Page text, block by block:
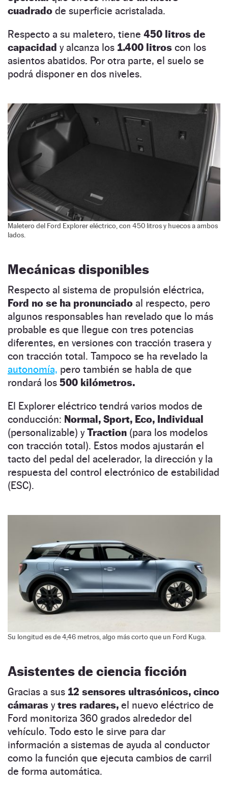
cuadrado de superficie acristalada.
Respecto a su maletero, tiene 450 litros de
capacidad y alcanza los 1.400 litros con los
asientos abatidos. Por otra parte, el suelo se
podrá disponer en dos niveles.
Maletero del Ford Explorer eléctrico, con 450 litros y huecos a ambos
lados.
Mecánicas disponibles
Respecto al sistema de propulsión eléctrica,
Ford no se ha pronunciado al respecto, pero
algunos responsables han revelado que lo más
probable es que llegue con tres potencias
diferentes, en versiones con tracción trasera y
con tracción total. Tampoco se ha revelado la
autonomía, pero también se habla de que
rondará los 500 kilómetros.
El Explorer eléctrico tendrá varios modos de
conducción: Normal, Sport, Eco, Individual
(personalizable) yTraction (para los modelos
con tracción total). Estos modos ajustarán el
tacto del pedal del acelerador, la dirección y la
respuesta del control electrónico de estabilidad
(ESC).
Su longitud es de 4,46 metros, algo más corto que un Ford Kuga.
Asistentes de ciencia ficción
Gracias a sus 12 sensores ultrasónicos, cinco
cámaras ytres radares, el nuevo eléctrico de
Ford monitoriza 360 grados alrededor del
vehículo. Todo esto le sirve para dar
información a sistemas de ayuda al conductor
como la función que ejecuta cambios de carril
de forma automática.